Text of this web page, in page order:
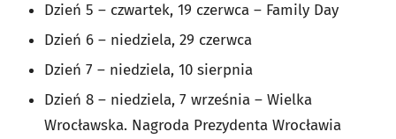
Dzień 5 – czwartek, 19 czerwca – Family Day
Dzień 6 – niedziela, 29 czerwca
Dzień 7 – niedziela, 10 sierpnia
Dzień 8 – niedziela, 7 września – Wielka
Wrocławska. Nagroda Prezydenta Wrocławia